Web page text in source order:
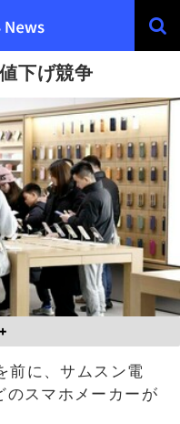
下げ競争
前に、サムスン電
のスマホメーカーが